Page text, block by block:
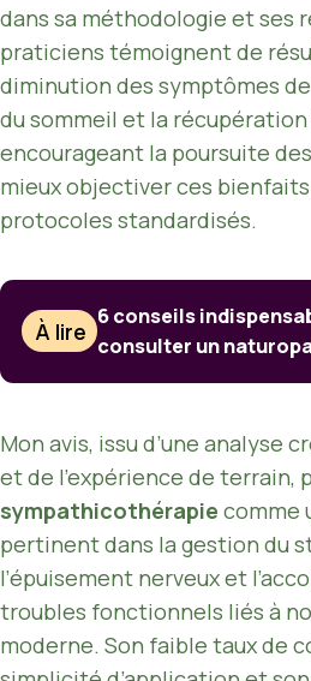
dans sa méthodologie et ses
praticiens témoignent de
diminution des symptômes
du sommeil et la
encourageant la poursuite
mieux objectiver ces
protocoles standardisés.
À lire
6 conseils
consulter un
Mon avis, issu d’une analyse
et de l’expérience de terrain,
sympathicothérapie comme
pertinent dans la gestion du
l’épuisement nerveux et
troubles fonctionnels liés à
moderne. Son faible taux de